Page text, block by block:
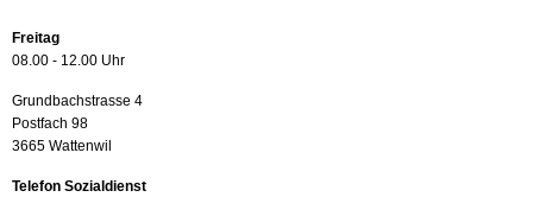
Freitag
08.00 - 12.00 Uhr
Grundbachstrasse 4
Postfach 98
3665 Wattenwil
Telefon Sozialdienst